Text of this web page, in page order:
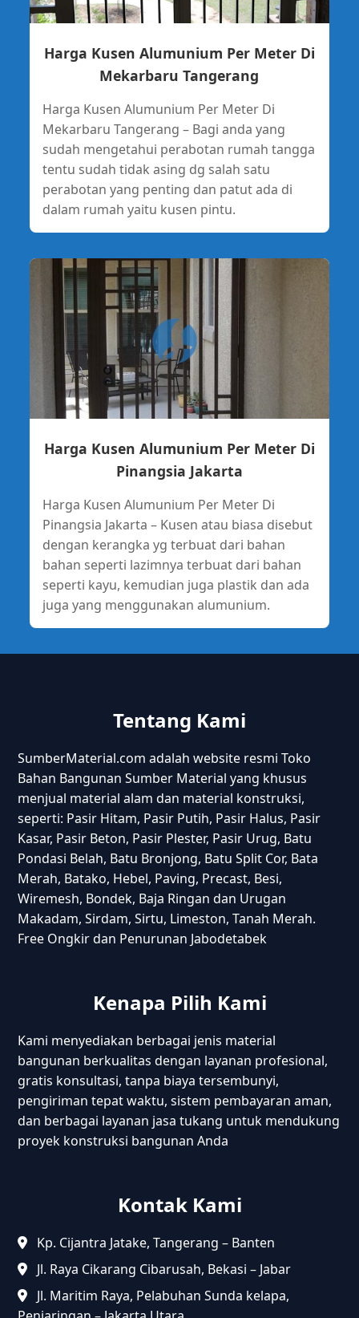
Harga Kusen Alumunium Per Meter Di
Mekarbaru Tangerang
Harga Kusen Alumunium Per Meter Di
Mekarbaru Tangerang – Bagi anda yang
sudah mengetahui perabotan rumah tangga
tentu sudah tidak asing dg salah satu
perabotan yang penting dan patut ada di
dalam rumah yaitu kusen pintu.
Harga Kusen Alumunium Per Meter Di
Pinangsia Jakarta
Harga Kusen Alumunium Per Meter Di
Pinangsia Jakarta – Kusen atau biasa disebut
dengan kerangka yg terbuat dari bahan
bahan seperti lazimnya terbuat dari bahan
seperti kayu, kemudian juga plastik dan ada
juga yang menggunakan alumunium.
Tentang Kami
SumberMaterial.com adalah website resmi Toko
Bahan Bangunan Sumber Material yang khusus
menjual material alam dan material konstruksi,
seperti: Pasir Hitam, Pasir Putih, Pasir Halus, Pasir
Kasar, Pasir Beton, Pasir Plester, Pasir Urug, Batu
Pondasi Belah, Batu Bronjong, Batu Split Cor, Bata
Merah, Batako, Hebel, Paving, Precast, Besi,
Wiremesh, Bondek, Baja Ringan dan Urugan
Makadam, Sirdam, Sirtu, Limeston, Tanah Merah.
Free Ongkir dan Penurunan Jabodetabek
Kenapa Pilih Kami
Kami menyediakan berbagai jenis material
bangunan berkualitas dengan layanan profesional,
gratis konsultasi, tanpa biaya tersembunyi,
pengiriman tepat waktu, sistem pembayaran aman,
dan berbagai layanan jasa tukang untuk mendukung
proyek konstruksi bangunan Anda
Kontak Kami
Kp. Cijantra Jatake, Tangerang – Banten
Jl. Raya Cikarang Cibarusah, Bekasi – Jabar
Jl. Maritim Raya, Pelabuhan Sunda kelapa,